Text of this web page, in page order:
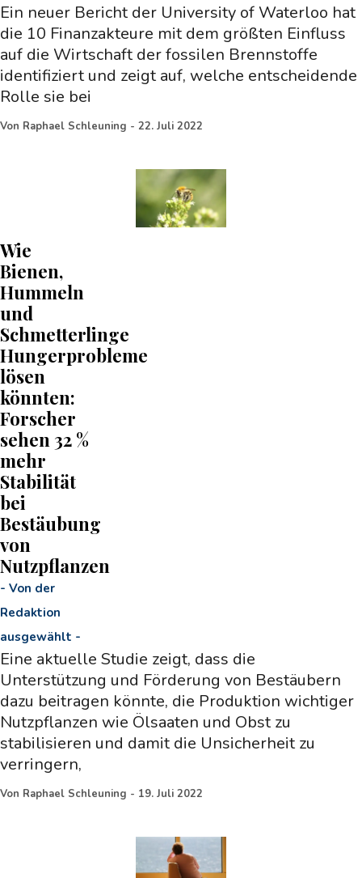
Ein neuer Bericht der University of Waterloo hat
die 10 Finanzakteure mit dem größten Einfluss
auf die Wirtschaft der fossilen Brennstoffe
identifiziert und zeigt auf, welche entscheidende
Rolle sie bei
Von Raphael Schleuning - 22. Juli 2022
Wie
Bienen,
Hummeln
und
Schmetterlinge
Hungerprobleme
lösen
könnten:
Forscher
sehen 32 %
mehr
Stabilität
bei
Bestäubung
von
Nutzpflanzen
- Von der
Redaktion
ausgewählt -
Eine aktuelle Studie zeigt, dass die
Unterstützung und Förderung von Bestäubern
dazu beitragen könnte, die Produktion wichtiger
Nutzpflanzen wie Ölsaaten und Obst zu
stabilisieren und damit die Unsicherheit zu
verringern,
Von Raphael Schleuning - 19. Juli 2022